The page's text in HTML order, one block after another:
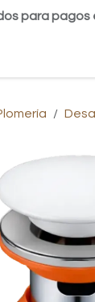
para pagos